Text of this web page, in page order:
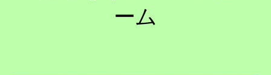
ーム